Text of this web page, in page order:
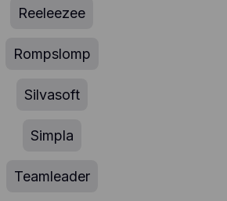
Reeleezee
Rompslomp
Silvasoft
Simpla
Teamleader